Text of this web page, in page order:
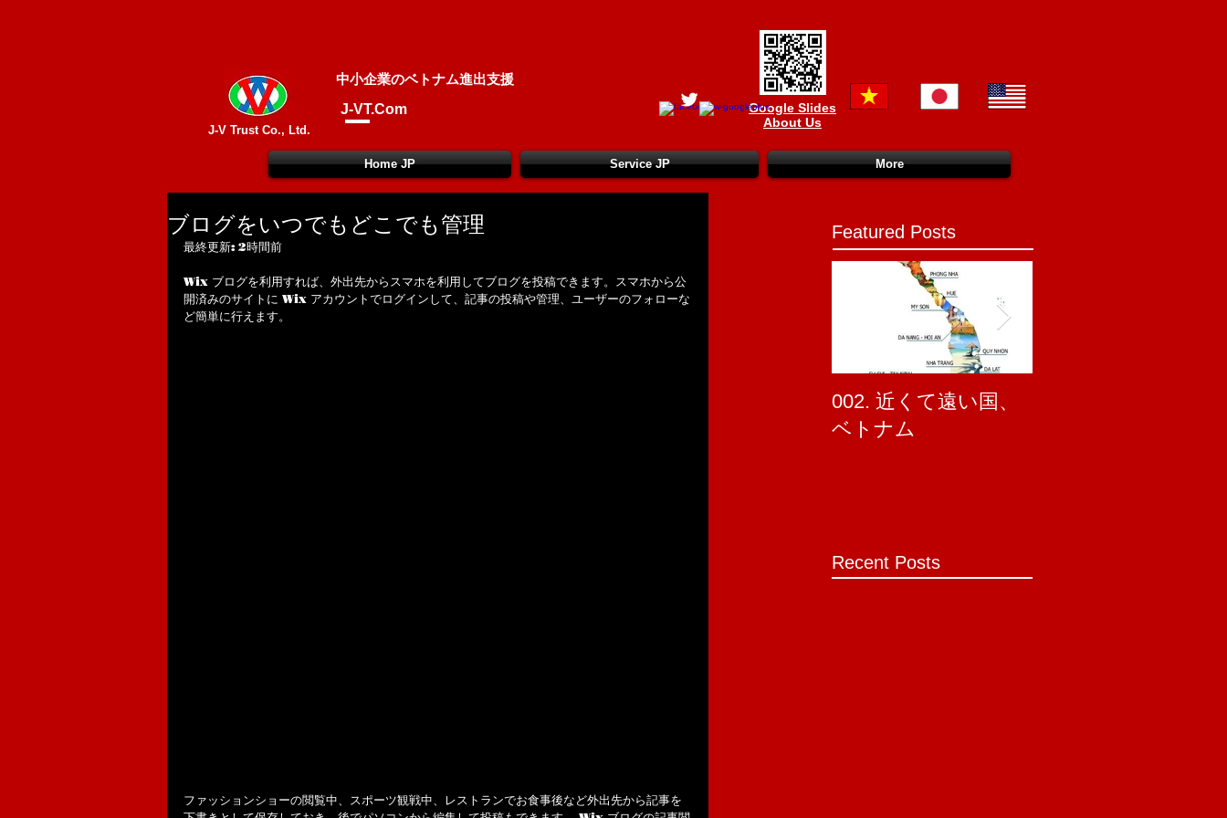
Google Slides
About Us
J-V Trust Co., Ltd.
J-VT.Com
中小企業のベトナム進出支援
Home JP Service JP More
ブログをいつでもどこでも管理
最終更新: 2時間前
Wix ブログを利用すれば、外出先からスマホを利用してブログを投稿できます。スマホから公
開済みのサイトに Wix アカウントでログインして、記事の投稿や管理、ユーザーのフォローな
ど簡単に行えます。
ファッションショーの閲覧中、スポーツ観戦中、レストランでお食事後など外出先から記事を
Featured Posts
002. 近くて遠い国、
ベトナム
Recent Posts